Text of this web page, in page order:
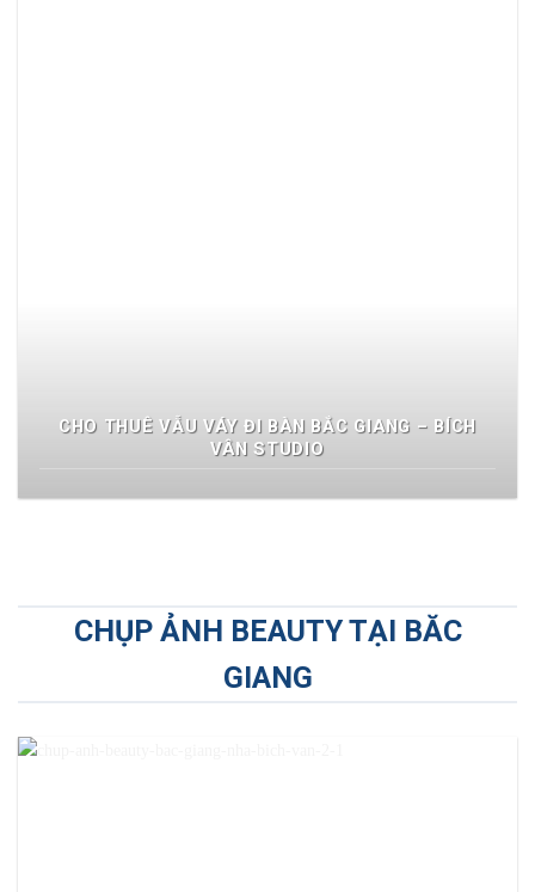
CHO THUÊ VẪU VÁY ĐI BÀN BẮC GIANG – BÍCH
VÂN STUDIO
CHỤP ẢNH BEAUTY TẠI BĂC
GIANG